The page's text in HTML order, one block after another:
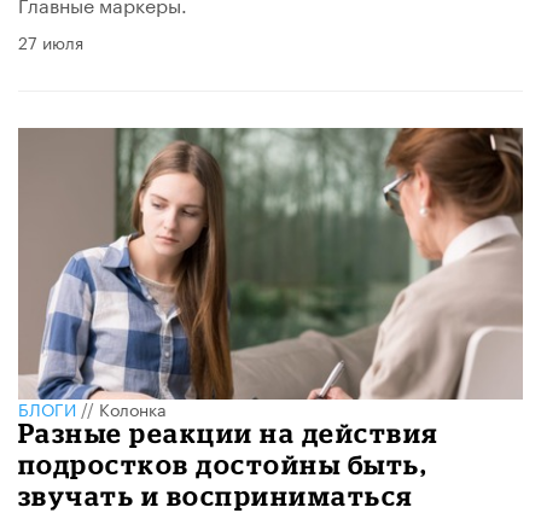
27 июля
БЛОГИ//Колонка
Разные реакции на действия
подростков достойны быть,
звучать и восприниматься